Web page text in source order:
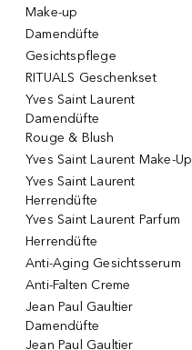
Make-up
Damendüfte
Gesichtspflege
RITUALS Geschenkset
Yves Saint Laurent
Damendüfte
Rouge & Blush
Yves Saint Laurent Make-Up
Yves Saint Laurent
Herrendüfte
Yves Saint Laurent Parfum
Herrendüfte
Anti-Aging Gesichtsserum
Anti-Falten Creme
Jean Paul Gaultier
Damendüfte
Jean Paul Gaultier